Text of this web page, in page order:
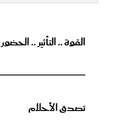
القوة .. التأثير .. الحضور
تصدق الأحلام